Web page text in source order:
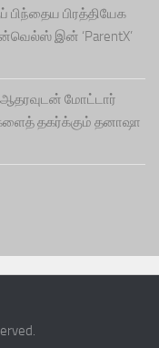
பிந்தைய பிரத்தியேக
இன் ‘ParentX’
மோட்டார்
தகர்க்கும் தனாஷா